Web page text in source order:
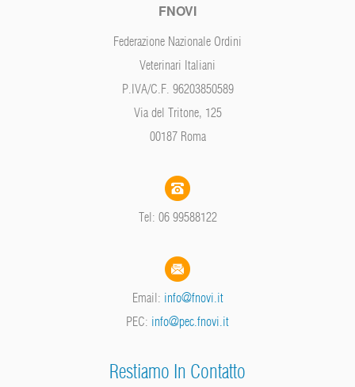
FNOVI
Federazione Nazionale Ordini
Veterinari Italiani
P.IVA/C.F. 96203850589
Via del Tritone, 125
00187 Roma
Tel: 06 99588122
Email: info@fnovi.it
PEC: info@pec.fnovi.it
Restiamo In Contatto